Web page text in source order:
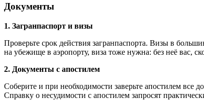
Документы
1. Загранпаспорт и визы
Проверьте срок действия загранпаспорта. Визы в
на убежище в аэропорту, виза тоже нужна: без неё вас,
2. Документы с апостилем
Соберите и при необходимости заверьте апостилем все
Справку о несудимости с апостилем запросят